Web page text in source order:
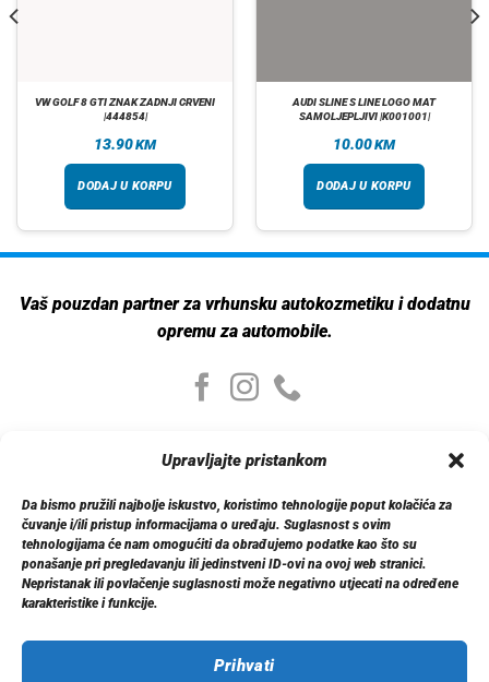
Upravljajte pristankom
Da bismo pružili najbolje iskustvo, koristimo tehnologije poput kolačića za
čuvanje i/ili pristup informacijama o uređaju. Suglasnost s ovim
tehnologijama će nam omogućiti da obrađujemo podatke kao što su
ponašanje pri pregledavanju ili jedinstveni ID-ovi na ovoj web stranici.
Nepristanak ili povlačenje suglasnosti može negativno utjecati na određene
karakteristike i funkcije.
Prihvati
VW GOLF 8 GTI ZNAK ZADNJI CRVENI
|444854|
13.90KM
DODAJ U KORPU
AUDI SLINE S LINE LOGO MAT
SAMOLJEPLJIVI |K001001|
10.00KM
DODAJ U KORPU
Vaš pouzdan partner za vrhunsku autokozmetiku i dodatnu
opremu za automobile.
Moj nalog
Moj nalog
Moje narudžbe
Detalji računa
Log out
Informacije
Politika privatnosti